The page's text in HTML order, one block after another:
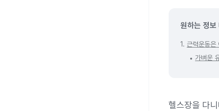
원하는 정보
1. 근력운동은
가벼운
헬스장을 다